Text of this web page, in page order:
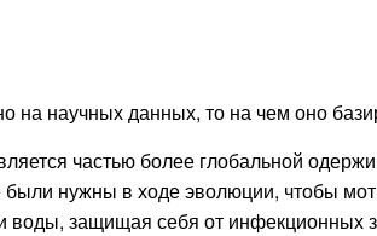
на научных данных, то на чем оно
частью более глобальной
нужны в ходе эволюции, чтобы
воды, защищая себя от инфекционных